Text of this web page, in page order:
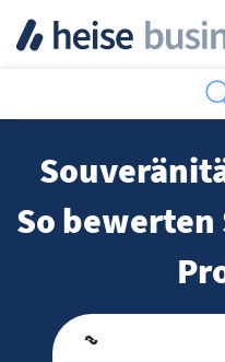
So bewerten